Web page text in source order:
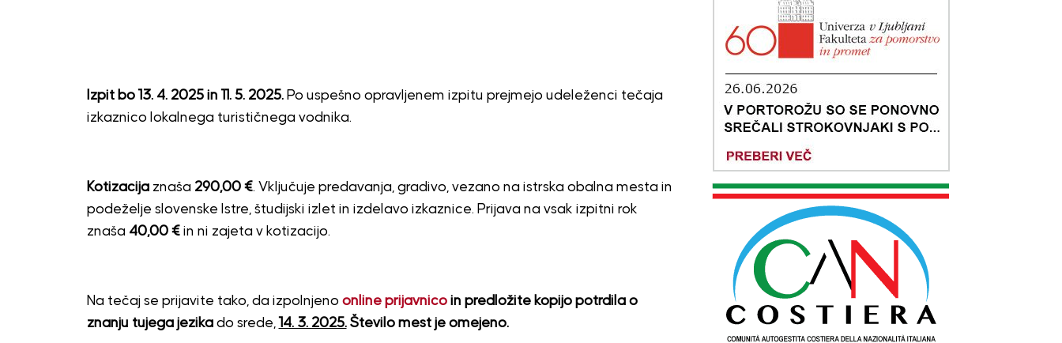
Izpit bo 13. 4. 2025 in 11. 5. 2025.Po uspešno opravljenem izpitu prejmejo udeleženci tečaja
izkaznico lokalnega turističnega vodnika.
Kotizacija znaša290,00 €. Vključuje predavanja, gradivo, vezano na istrska obalna mesta in
podeželje slovenske Istre, študijski izlet in izdelavo izkaznice. Prijava na vsak izpitni rok
znaša 40,00 € in ni zajeta v kotizacijo.
Na tečaj se prijavite tako, da izpolnjeno online prijavnico in predložite kopijo potrdila o
znanju tujega jezika do srede, 14. 3. 2025.Število mest je omejeno.